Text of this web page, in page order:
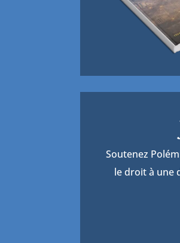
Soutenez
le droit à une